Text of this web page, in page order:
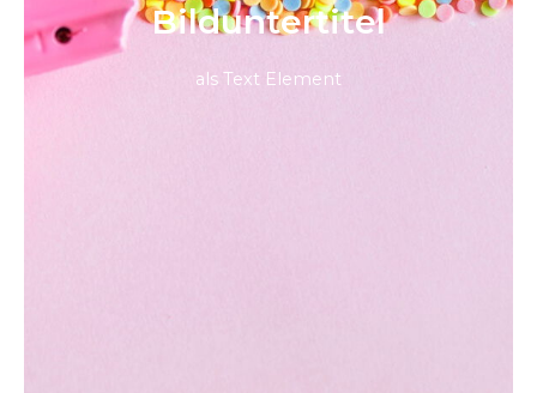
Bild­unter­titel
als Text Element